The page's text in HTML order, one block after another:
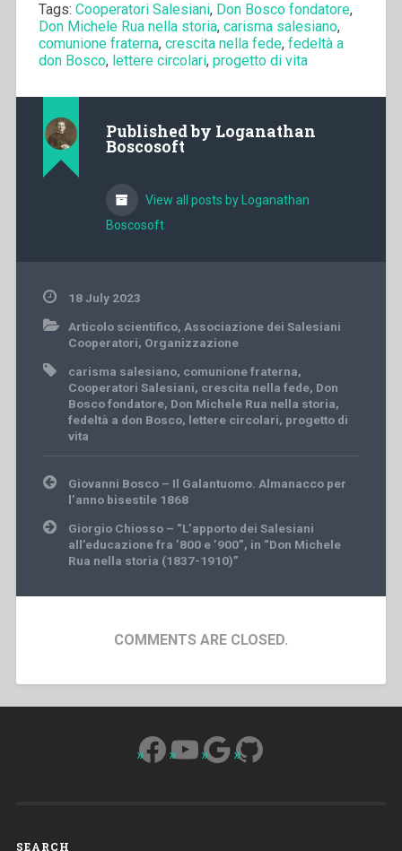
Tags: Cooperatori Salesiani, Don Bosco fondatore,
Don Michele Rua nella storia, carisma salesiano,
comunione fraterna, crescita nella fede, fedeltà a
don Bosco, lettere circolari, progetto di vita
Published by Loganathan
Boscosoft
View all posts by Loganathan
Boscosoft
18 July 2023
Articolo scientifico, Associazione dei Salesiani
Cooperatori, Organizzazione
carisma salesiano, comunione fraterna,
Cooperatori Salesiani, crescita nella fede, Don
Bosco fondatore, Don Michele Rua nella storia,
fedeltà a don Bosco, lettere circolari, progetto di
vita
Post
navigation
Giovanni Bosco – Il Galantuomo. Almanacco per
l’anno bisestile 1868
Giorgio Chiosso – “L’apporto dei Salesiani
all’educazione fra ’800 e ’900”, in “Don Michele
Rua nella storia (1837-1910)”
COMMENTS ARE CLOSED.
Facebook
YouTube
Google
GitHub
SEARCH